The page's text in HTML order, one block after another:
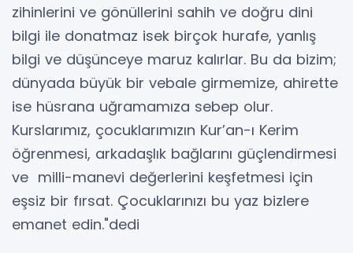
zihinlerini ve gönüllerini sahih ve doğru dini
bilgi ile donatmaz isek birçok hurafe, yanlış
bilgi ve düşünceye maruz kalırlar. Bu da bizim;
dünyada büyük bir vebale girmemize, ahirette
ise hüsrana uğramamıza sebep olur.
Kurslarımız, çocuklarımızın Kur’an-ı Kerim
öğrenmesi, arkadaşlık bağlarını güçlendirmesi
ve milli-manevi değerlerini keşfetmesi için
eşsiz bir fırsat. Çocuklarınızı bu yaz bizlere
emanet edin."dedi